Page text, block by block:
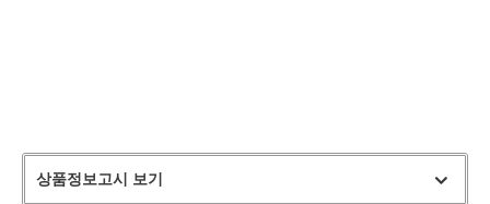
상품정보고시 보기